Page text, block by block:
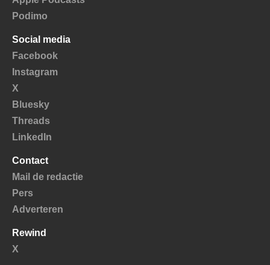
Podimo
Social media
Facebook
Instagram
X
Bluesky
Threads
LinkedIn
Contact
Mail de redactie
Pers
Adverteren
Rewind
X